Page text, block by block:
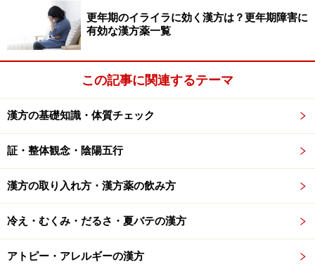
アッカンベーして「キレイな舌」を見せるテレビCMなど
がありますが、実際「よい舌」とはどんなものを指すの
でしょうか。色、形、苔、厚さ、潤い、動きなどに着目
してみましょう。
□ 薄紅色で、鮮やかなピンク色
□ 苔はうっすらと白くついている程度
□ 適度に潤っている
□ 動きが自由
なお、自分で舌チェックするときのポイントですが、コ
更年期のイライラに効く漢方は？更年期障害に
有効な漢方薬一覧
この記事に関連するテーマ
漢方の基礎知識・体質チェック
証・整体観念・陰陽五行
漢方の取り入れ方・漢方薬の飲み方
冷え・むくみ・だるさ・夏バテの漢方
アトピー・アレルギーの漢方